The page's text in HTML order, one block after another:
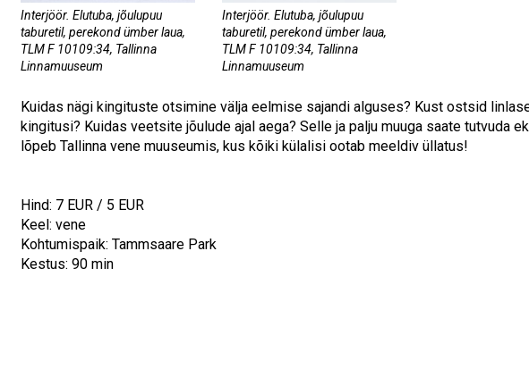
Interjöör. Elutuba, jõulupuu
taburetil, perekond ümber laua,
TLM F 10109:34, Tallinna
Linnamuuseum
Interjöör. Elutuba, jõulupuu
taburetil, perekond ümber laua,
TLM F 10109:34, Tallinna
Linnamuuseum
Kuidas nägi kingituste otsimine välja eelmise sajandi alguses? Kust ostsid
kingitusi? Kuidas veetsite jõulude ajal aega? Selle ja palju muuga saate tutvuda
lõpeb Tallinna vene muuseumis, kus kõiki külalisi ootab meeldiv üllatus!
Hind: 7 EUR / 5 EUR
Keel: vene
Kohtumispaik: Tammsaare Park
Kestus: 90 min